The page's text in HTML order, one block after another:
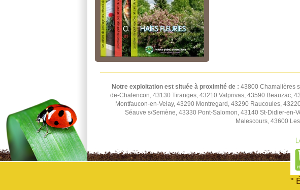
Notre exploitation est située à proximité de : 43800 Chamalières
de-Chalencon, 43130 Tiranges, 43210 Valprivas, 43590 Beauzac,
Montfaucon-en-Velay, 43290 Montregard, 43290 Raucoules,
Séauve s/Semène, 43330 Pont-Salomon, 43140 St-Didier-en-
Malescours, 43600
"